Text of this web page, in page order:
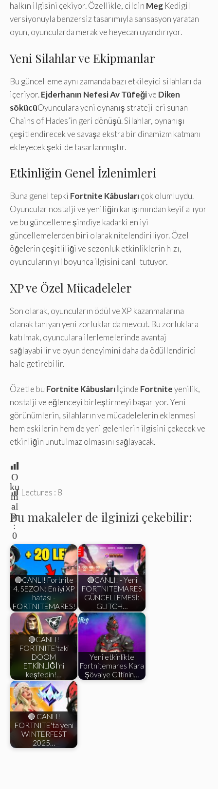
halkın ilgisini çekiyor. Özellikle, cildin Meg Kedigil
versiyonuyla benzersiz tasarımıyla sansasyon yaratan
oyun, oyuncularda merak ve heyecan uyandırıyor.
Yeni Silahlar ve Ekipmanlar
Bu güncelleme aynı zamanda bazı etkileyici silahları da
içeriyor.Ejderhanın Nefesi Av Tüfeğive Diken
sökücüOyunculara yeni oynanış stratejileri sunan
Chains of Hades’in geri dönüşü. Silahlar, oynanışı
çeşitlendirecek ve savaşa ekstra bir dinamizm katmanı
ekleyecek şekilde tasarlanmıştır.
Etkinliğin Genel İzlenimleri
Buna genel tepki Fortnite Kâbuslarıçok olumluydu.
Oyuncular nostalji ve yeniliğin karışımından keyif alıyor
ve bu güncelleme şimdiye kadarki en iyi
güncellemelerden biri olarak nitelendiriliyor. Özel
öğelerin çeşitliliği ve sezonluk etkinliklerin hızı,
oyuncuların yıl boyunca ilgisini canlı tutuyor.
XP ve Özel Mücadeleler
Son olarak, oyuncuların ödül ve XP kazanmalarına
olanak tanıyan yeni zorluklar da mevcut. Bu zorluklara
katılmak, oyunculara ilerlemelerinde avantaj
sağlayabilir ve oyun deneyimini daha da ödüllendirici
hale getirebilir.
Özetle bu Fortnite Kâbuslarıİçinde Fortniteyenilik,
nostalji ve eğlenceyi birleştirmeyi başarıyor. Yeni
görünümlerin, silahların ve mücadelelerin eklenmesi
hem eskilerin hem de yeni gelenlerin ilgisini çekecek ve
etkinliğin unutulmaz olmasını sağlayacak.
O
ku
m
al
ar
:
0
Lectures : 8
Bu makaleler de ilginizi çekebilir:
🔴CANLI! Fortnite
4. SEZON: En iyi XP
hatası -
FORTNITEMARES!
🔴CANLI! - Yeni
FORTNITEMARES
GÜNCELLEMESİ:
GLITCH…
🔴CANLI!
FORTNITE'taki
DOOM
ETKİNLİĞİ'ni
keşfedin!…
Yeni etkinlikte
Fortnitemares Kara
Şövalye Ciltinin…
🔴 CANLI!
FORTNITE'ta yeni
WINTERFEST
2025…